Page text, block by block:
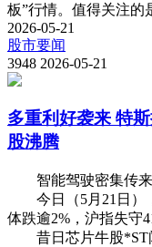
板”行情。值得关注的
2026-05-21
股市要闻
3948 2026-05-21
多重利好袭来 特
股沸腾
智能驾驶密集传来
今日（5月21日）
体跌逾2%，沪指失守
昔日芯片牛股*ST